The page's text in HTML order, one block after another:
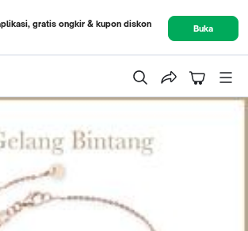
gratis ongkir & kupon diskon
Buka